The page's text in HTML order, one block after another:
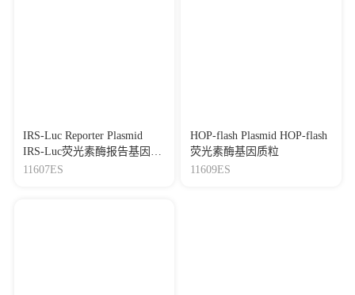
IRS-Luc Reporter Plasmid
IRS-Luc荧光素酶报告基因质
粒
11607ES
HOP-flash Plasmid HOP-flash
荧光素酶基因质粒
11609ES